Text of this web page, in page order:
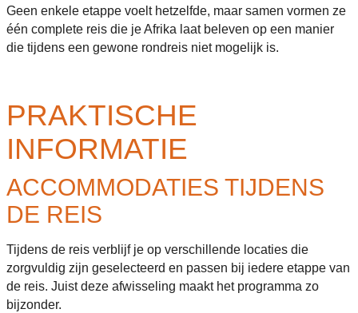
Geen enkele etappe voelt hetzelfde, maar samen vormen ze
één complete reis die je Afrika laat beleven op een manier
die tijdens een gewone rondreis niet mogelijk is.
PRAKTISCHE
INFORMATIE
ACCOMMODATIES TIJDENS
DE REIS
Tijdens de reis verblijf je op verschillende locaties die
zorgvuldig zijn geselecteerd en passen bij iedere etappe van
de reis. Juist deze afwisseling maakt het programma zo
bijzonder.